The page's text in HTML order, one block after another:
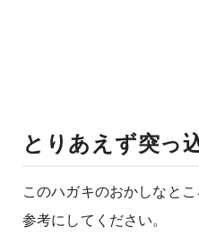
とりあえず突っ
このハガキのおかしなと
参考にしてください。